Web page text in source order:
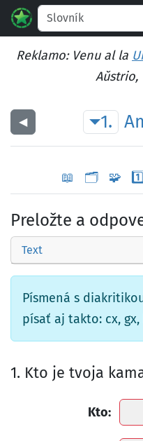
Reklamo: Venu al la
Aŭstrio,
◀︎ 1.
📖 🗂️ 🧩 1️⃣
Preložte a
Text
Písmená s
písať aj takto: cx, gx,
1. Kto je tvoja
Kto: